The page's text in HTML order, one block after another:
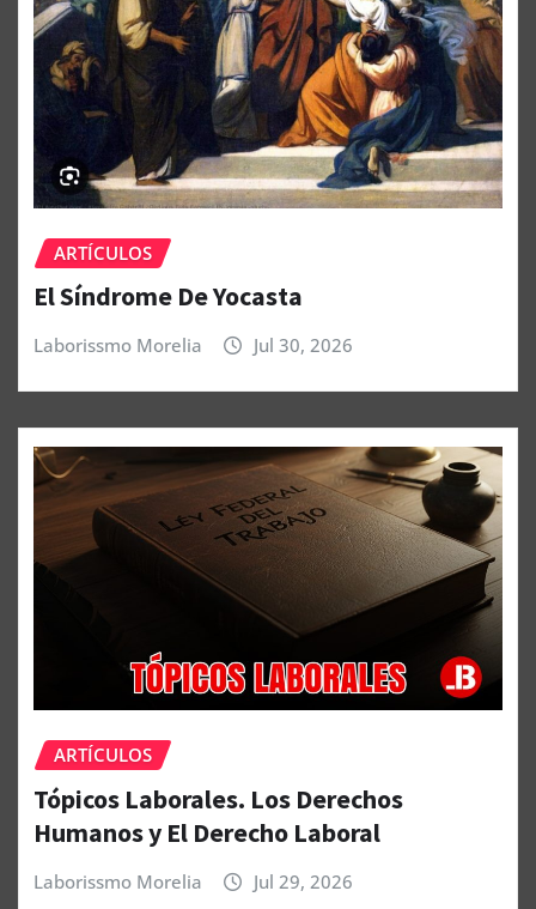
ARTÍCULOS
El Síndrome De Yocasta
Laborissmo Morelia Jul 30, 2026
ARTÍCULOS
Tópicos Laborales. Los Derechos
Humanos y El Derecho Laboral
Laborissmo Morelia Jul 29, 2026